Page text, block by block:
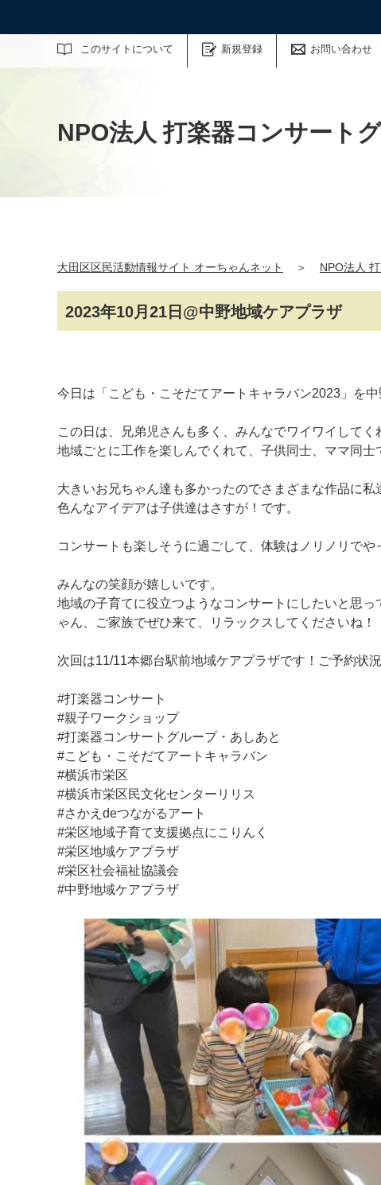
このサイトについて 新規登録 お問い合わせ
サイト内検索
NPO法人 打楽器コンサート
大田区区民活動情報サイト オーちゃんネット ＞ NPO法人
2023年10月21日@中野地域ケアプラザ
今日は「こども・こそだてアートキャラバン2023」を
この日は、兄弟児さんも多く、みんなでワイワイしてく
地域ごとに工作を楽しんでくれて、子供同士、ママ同士
大きいお兄ちゃん達も多かったのでさまざまな作品に私
色んなアイデアは子供達はさすが！です。
コンサートも楽しそうに過ごして、体験はノリノリでや
みんなの笑顔が嬉しいです。
地域の子育てに役立つようなコンサートにしたいと思
ゃん、ご家族でぜひ来て、リラックスしてくださいね！
次回は11/11本郷台駅前地域ケアプラザです！ご予約状
#打楽器コンサート
#親子ワークショップ
#打楽器コンサートグループ・あしあと
#こども・こそだてアートキャラバン
#横浜市栄区
#横浜市栄区民文化センターリリス
#さかえdeつながるアート
#栄区地域子育て支援拠点にこりんく
#栄区地域ケアプラザ
#栄区社会福祉協議会
#中野地域ケアプラザ
マイメディア検索